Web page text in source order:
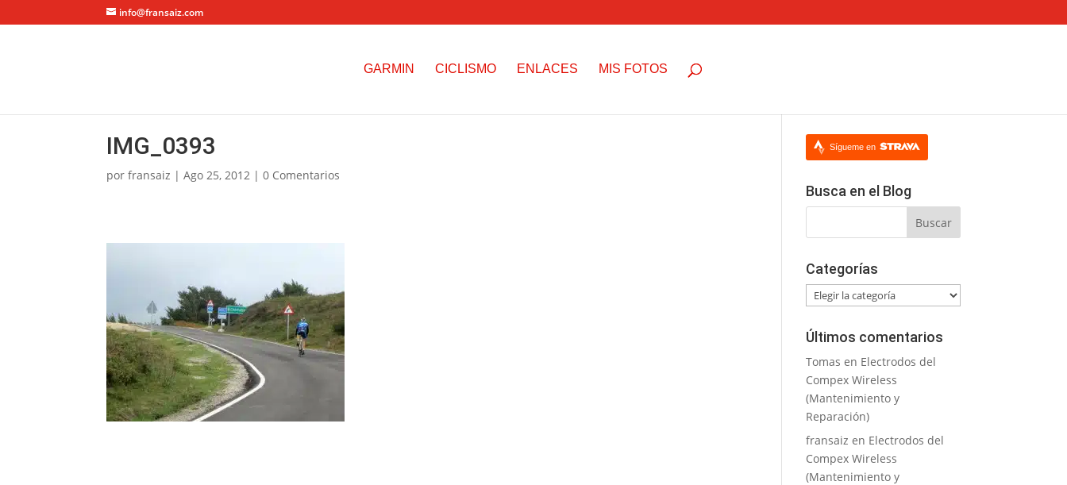
info@fransaiz.com
GARMIN CICLISMO ENLACES MIS FOTOS
IMG_0393
porfransaiz |Ago 25, 2012 |0 Comentarios
Sígueme en
Busca en el Blog
Categorías
Categorías
Últimos comentarios
Tomas en Electrodos del
Compex Wireless
(Mantenimiento y
Reparación)
fransaiz en Electrodos del
Compex Wireless
(Mantenimiento y